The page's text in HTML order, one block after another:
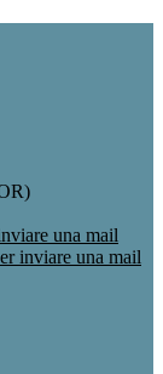
una mail
inviare una mail